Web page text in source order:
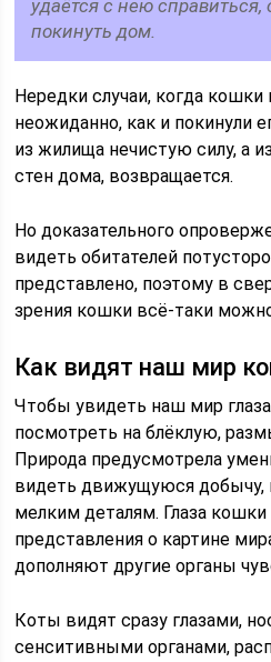
удаётся с нею
покинуть дом.
Нередки случаи, когда
неожиданно, как и покинули
из жилища нечистую силу, а
стен дома, возвращается.
Но доказательного
видеть обитателей
представлено, поэтому в
зрения кошки всё-таки
Как видят наш мир
Чтобы увидеть наш мир
посмотреть на блёклую,
Природа предусмотрела
видеть движущуюся добычу,
мелким деталям. Глаза
представления о картине
дополняют другие органы
Коты видят сразу глазами,
сенситивными органами,